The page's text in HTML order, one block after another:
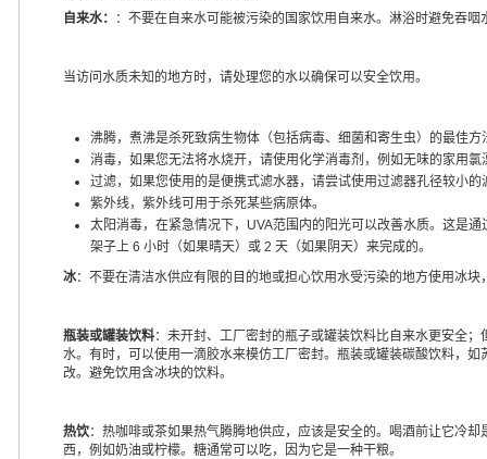
自来水： ：不要在自来水可能被污染的国家饮用自来水。淋浴时避免吞
当访问水质未知的地方时，请处理您的水以确保可以安全饮用。
沸腾，煮沸是杀死致病生物体（包括病毒、细菌和寄生虫）的最佳方
消毒，如果您无法将水烧开，请使用化学消毒剂，例如无味的家用
过滤，如果您使用的是便携式滤水器，请尝试使用过滤器孔径较小
紫外线，紫外线可用于杀死某些病原体。
太阳消毒，在紧急情况下，UVA范围内的阳光可以改善水质。这是
架子上 6 小时（如果晴天）或 2 天（如果阴天）来完成的。
冰：不要在清洁水供应有限的目的地或担心饮用水受污染的地方使用冰
瓶装或罐装饮料：未开封、工厂密封的瓶子或罐装饮料比自来水更安全
水。有时，可以使用一滴胶水来模仿工厂密封。瓶装或罐装碳酸饮料，
改。避免饮用含冰块的饮料。
热饮：热咖啡或茶如果热气腾腾地供应，应该是安全的。喝酒前让它冷
西，例如奶油或柠檬。糖通常可以吃，因为它是一种干粮。